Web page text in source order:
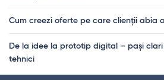
Cum creezi oferte pe care clienții abia
De la idee la prototip digital – pași
tehnici